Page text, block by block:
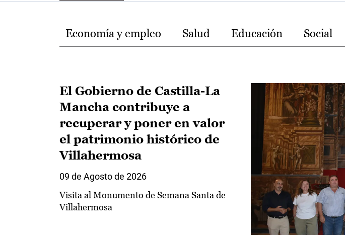
Temas
Economía y empleo Salud Educación Social
El Gobierno de Castilla-La
Mancha contribuye a
recuperar y poner en valor
el patrimonio histórico de
Villahermosa
09 de Agosto de 2026
Visita al Monumento de Semana Santa de
Villahermosa